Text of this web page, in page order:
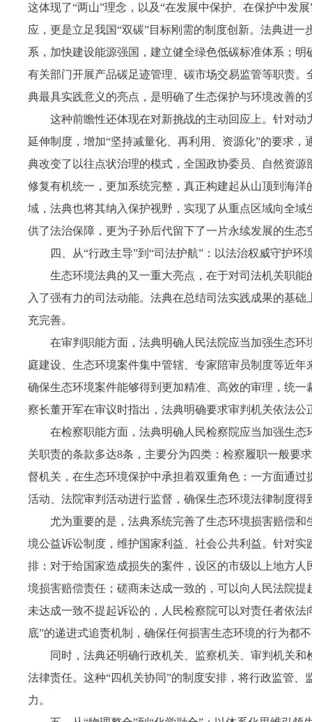
这体现了“两山”理念，以及“在发展中保护、在保护中发
应，更是立足我国“双碳”目标刚需的制度创新。法典进
系，加快建设能源强国，建立健全绿色低碳标准体系；
有关部门开展产品碳足迹管理、碳市场交易监管等职责
典最具实践意义的亮点，是明确了生态保护与环境改善
这种前瞻性还体现在对新挑战的主动回应上。针对
延伸制度，增加“坚持减量化、再利用、资源化”的要求
典改变了以往点状治理的模式，全国政协委员、自然资
修复有机统一，更加系统完整，真正构建起从山顶到海
域，法典也将其纳入保护视野，实现了从重点区域向全
供了法治保障，更为子孙后代留下了一片永续发展的生态
四、从“行政主导”到“司法护航”：以法治权威守护环
生态环境法典的又一重大亮点，在于对司法机关职
入了强有力的司法动能。法典在总结司法实践成果的基
充完善。
在审判职能方面，法典明确人民法院应当加强生态
庭建设、生态环境案件集中管辖、专家陪审员制度等近
确保生态环境案件能够得到更加精准、高效的审理，统
察长董开军在审议时指出，法典明确要求审判机关依法
在检察职能方面，法典明确人民检察院应当加强生
关职责的条款多达8条，主要分为四类：检察履职一般要
督机关，在生态环境保护中承担着双重角色：一方面通
活动、法院审判活动进行监督，确保生态环境法律制度得
尤为重要的是，法典系统完善了生态环境损害赔偿
境公益诉讼制度，维护国家利益、社会公共利益。针对
排：对于给国家造成损失的案件，设区的市级以上地方
境损害赔偿责任；磋商未达成一致的，可以向人民法院
未达成一致不提起诉讼的，人民检察院可以对责任者依
底”的递进式追责机制，确保任何损害生态环境的行为都
同时，法典还明确行政机关、监察机关、审判机关
法律责任。这种“四机关协同”的制度安排，将行政监管
力。